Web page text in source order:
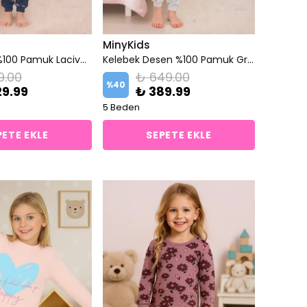
Kalp Desen %100 Pamuk Lacivert Kız Çocuk Pijama Takım
EKLE
MinyKids
Kelebek Desen %100 Pamuk Gri Kız Çocuk Pijama Takım
%40
₺ 649.00
₺ 389.99
5 Beden
SEPETE EKLE